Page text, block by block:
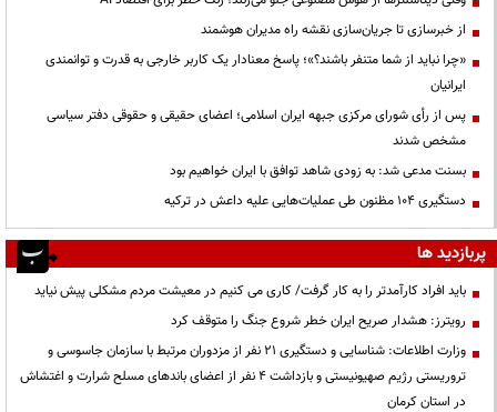
از خبرسازی تا جریان‌سازی نقشه راه مدیران هوشمند
«چرا نباید از شما متنفر باشند؟»؛ پاسخ معنادار یک کاربر خارجی به قدرت و توانمندی
ایرانیان
پس از رأی شورای مرکزی جبهه ایران اسلامی؛ اعضای حقیقی و حقوقی دفتر سیاسی
مشخص شدند
بسنت مدعی شد: به زودی شاهد توافق با ایران خواهیم بود
دستگیری ۱۰۴ مظنون طی عملیات‌هایی علیه داعش در ترکیه
پربازدید ها
باید افراد کارآمدتر را به کار گرفت/ کاری می کنیم در معیشت مردم مشکلی پیش نیاید
رویترز: هشدار صریح ایران خطر شروع جنگ را متوقف کرد
وزارت اطلاعات: شناسایی و دستگیری ۲۱ نفر از مزدوران مرتبط با سازمان جاسوسی و
تروریستی رژیم صهیونیستی و بازداشت ۴ نفر از اعضای باندهای مسلح شرارت و اغتشاش
در استان کرمان